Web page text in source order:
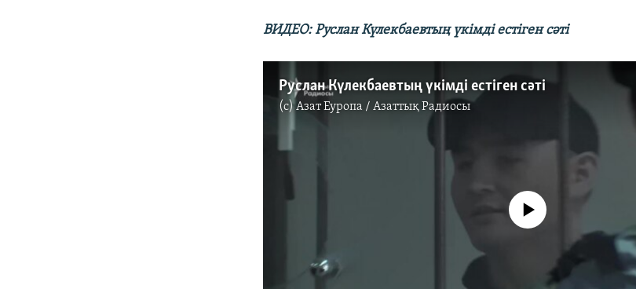
ВИДЕО: Руслан Күлекбаевтың үкімді естіген сәті
Руслан Күлекбаевтың үкімді естіген сәті
(c)Азат Еуропа / Азаттық Радиосы
No media source currently available